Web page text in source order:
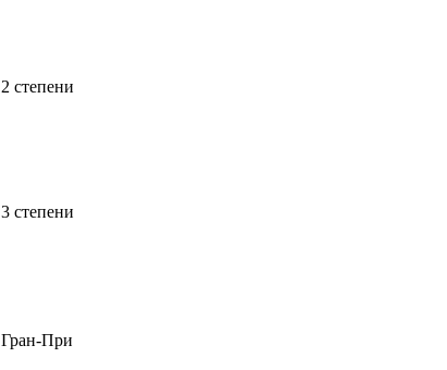
2 степени
3 степени
Гран-При